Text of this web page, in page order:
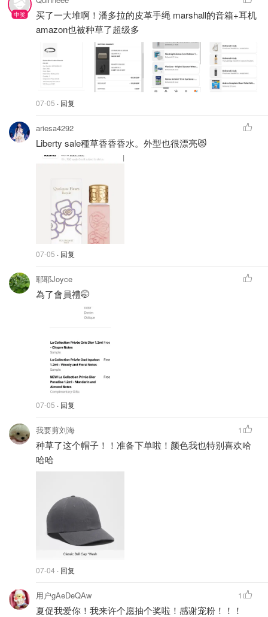
买了一大堆啊！潘多拉的皮革手绳 marshall的音箱+耳机
amazon也被种草了超级多
07-05 · 回复
ariesa4292
Liberty sale種草香香香水。外型也很漂亮😻
07-05 · 回复
耶耶Joyce
為了會員禮🤭
07-05 · 回复
我要剪刘海
种草了这个帽子！！准备下单啦！颜色我也特别喜欢哈
哈哈
07-04 · 回复
1
用户gAeDeQAw
夏促我爱你！我来许个愿抽个奖啦！感谢宠粉！！！
1